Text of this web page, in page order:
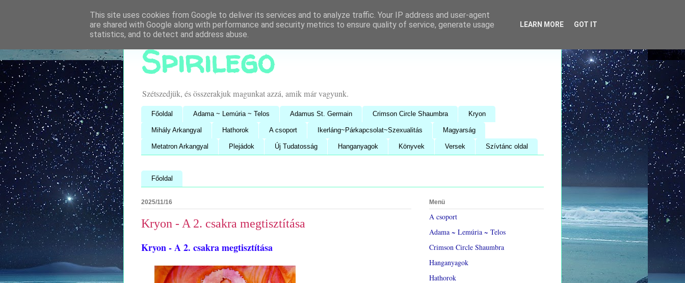
Spirilego
Szétszedjük, és összerakjuk magunkat azzá, amik már vagyunk.
Főoldal Adama ~ Lemúria ~ Telos Adamus St. Germain Crimson Circle Shaumbra Kryon
Mihály Arkangyal Hathorok A csoport Ikerláng~Párkapcsolat~Szexualitás Magyarság
Metatron Arkangyal Plejádok Új Tudatosság Hanganyagok Könyvek Versek Szívtánc oldal
Főoldal
2025/11/16
Kryon - A 2. csakra megtisztítása
Kryon - A 2. csakra megtisztítása
Menü
A csoport
Adama ~ Lemúria ~ Telos
Crimson Circle Shaumbra
Hanganyagok
Hathorok
This site uses cookies from Google to deliver its services and to analyze traffic. Your IP address and user-agent
are shared with Google along with performance and security metrics to ensure quality of service, generate usage
statistics, and to detect and address abuse.
LEARN MORE GOT IT